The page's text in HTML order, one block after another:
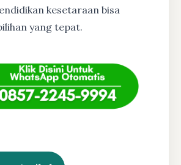
kesetaraan bisa
yang tepat.